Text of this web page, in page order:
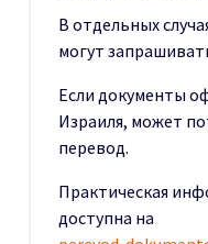
В отдельных
могут
Если документы
Израиля, может
перевод.
Практическая
доступна на